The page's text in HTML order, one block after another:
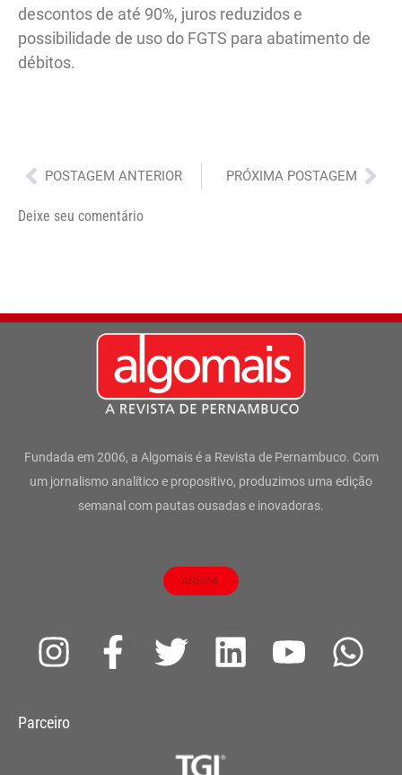
descontos de até 90%, juros reduzidos e
possibilidade de uso do FGTS para abatimento de
débitos.
Anterior
POSTAGEM ANTERIOR PRÓXIMA POSTAGEM
Deixe seu comentário
Fundada em 2006, a Algomais é a Revista de Pernambuco. Com
um jornalismo analítico e propositivo, produzimos uma edição
semanal com pautas ousadas e inovadoras.
ASSINE
I
s
F
a
T
t
L
Y
W
Parceiro